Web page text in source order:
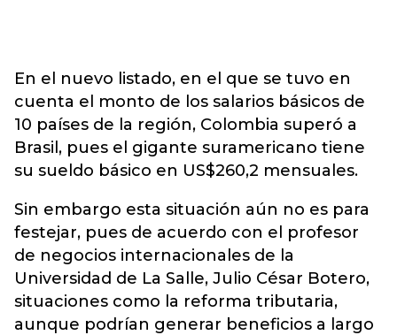
En el nuevo listado, en el que se tuvo en
cuenta el monto de los salarios básicos de
10 países de la región, Colombia superó a
Brasil, pues el gigante suramericano tiene
su sueldo básico en US$260,2 mensuales.
Sin embargo esta situación aún no es para
festejar, pues de acuerdo con el profesor
de negocios internacionales de la
Universidad de La Salle, Julio César Botero,
situaciones como la reforma tributaria,
aunque podrían generar beneficios a largo